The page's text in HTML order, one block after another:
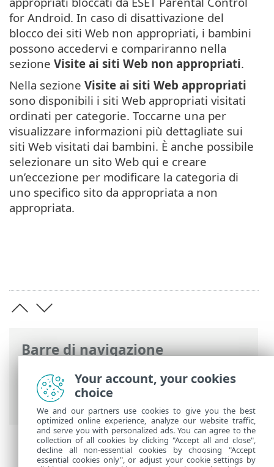
Barre di navigazione
Guida online ESET>ESET Parental
Control for Android
Report
Web
for Android. In caso di disattivazione del
blocco dei siti Web non appropriati, i bambini
possono accedervi e compariranno nella
sezione Visite ai siti Web non appropriati.
Nella sezione Visite ai siti Web appropriati
sono disponibili i siti Web appropriati visitati
ordinati per categorie. Toccarne una per
visualizzare informazioni più dettagliate sui
siti Web visitati dai bambini. È anche possibile
selezionare un sito Web qui e creare
un’eccezione per modificare la categoria di
uno specifico sito da appropriata a non
appropriata.
Your account, your cookies
choice
We and our partners use cookies to give you the best
optimized online experience, analyze our website traffic,
and serve you with personalized ads. You can agree to the
collection of all cookies by clicking "Accept all and close",
decline all non-essential cookies by choosing "Accept
essential cookies only", or adjust your cookie settings by